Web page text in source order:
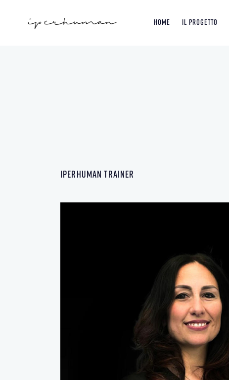
Home Il Progetto
IPERHUMAN TRAINER